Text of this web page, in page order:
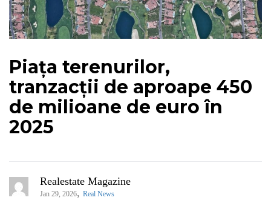
Piața terenurilor,
tranzacții de aproape 450
de milioane de euro în
2025
Realestate Magazine
Jan 29, 2026, Real News